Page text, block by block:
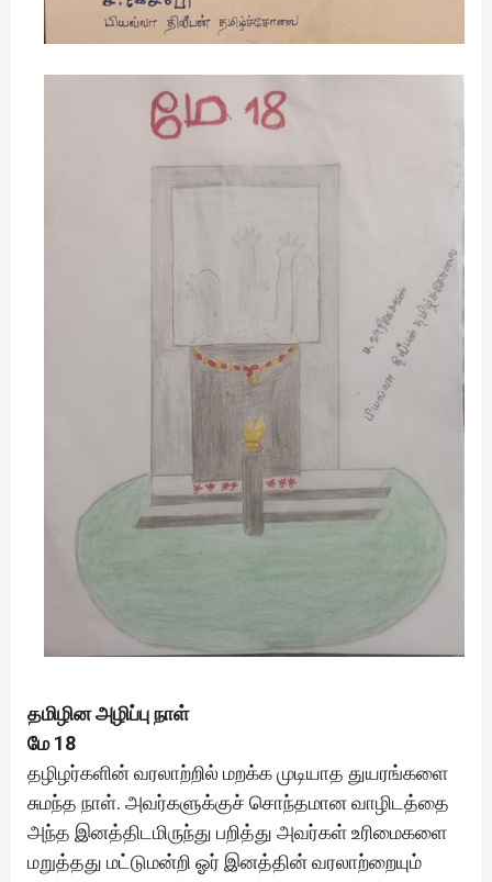
தமிழின அழிப்பு நாள்
மே 18
தழிழர்களின் வரலாற்றில் மறக்க முடியாத துயரங்களை
சுமந்த நாள். அவர்களுக்குச் சொந்தமான வாழிடத்தை
அந்த இனத்திடமிருந்து பறித்து அவர்கள் உரிமைகளை
மறுத்தது மட்டுமன்றி ஓர் இனத்தின் வரலாற்றையும்